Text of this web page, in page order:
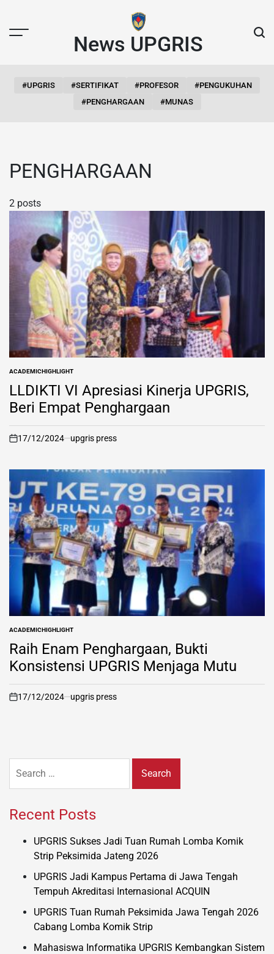
content
News UPGRIS
#UPGRIS #SERTIFIKAT #PROFESOR
#PENGUKUHAN
#PENGHARGAAN
#MUNAS
PENGHARGAAN
2 posts
POSTED
IN
ACADEMICHIGHLIGHT
LLDIKTI VI Apresiasi Kinerja UPGRIS,
Beri Empat Penghargaan
on
17/12/2024 upgris press
POSTED
IN
ACADEMICHIGHLIGHT
Raih Enam Penghargaan, Bukti
Konsistensi UPGRIS Menjaga Mutu
on
17/12/2024 upgris press
for:
Recent Posts
UPGRIS Sukses Jadi Tuan Rumah Lomba Komik
Strip Peksimida Jateng 2026
UPGRIS Jadi Kampus Pertama di Jawa Tengah
Tempuh Akreditasi Internasional ACQUIN
UPGRIS Tuan Rumah Peksimida Jawa Tengah 2026
Cabang Lomba Komik Strip
Mahasiswa Informatika UPGRIS Kembangkan Sistem